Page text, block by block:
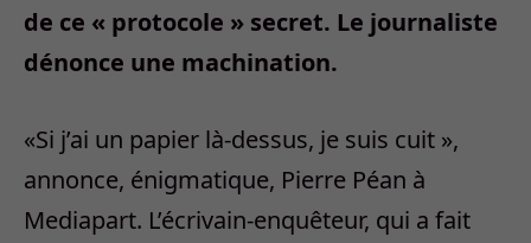
de ce « protocole » secret. Le journaliste
dénonce une machination.
«Si j’ai un papier là-dessus, je suis cuit »,
annonce, énigmatique, Pierre Péan à
Mediapart. L’écrivain-enquêteur, qui a fait